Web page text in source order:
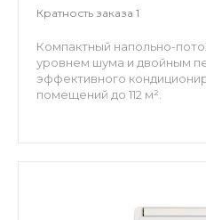
Кратность заказа 1
Компактный напольно-
уровнем шума и двойным
эффективного
помещений до 112 м².